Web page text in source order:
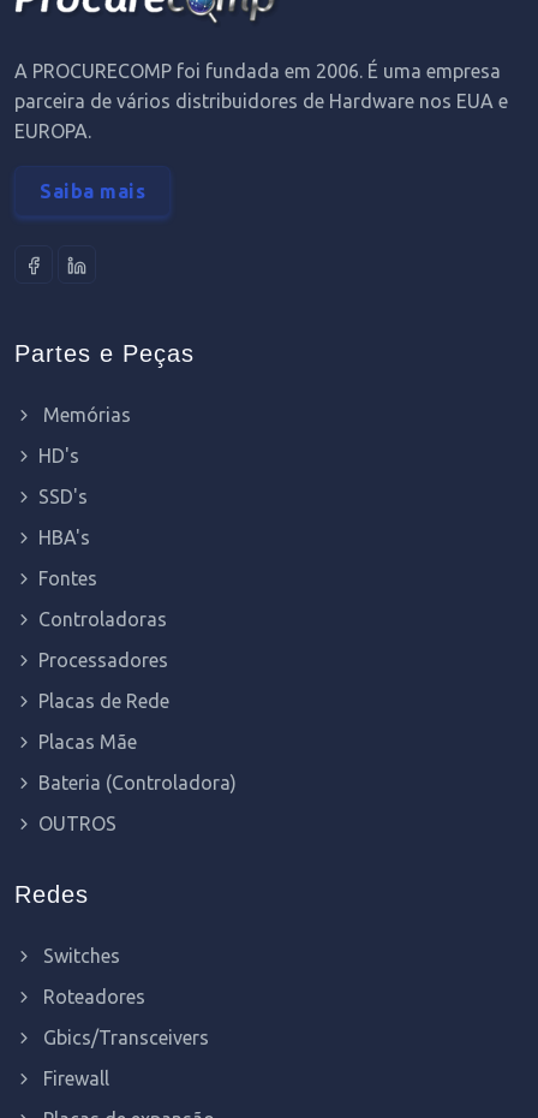
A PROCURECOMP foi fundada em 2006. É uma empresa
parceira de vários distribuidores de Hardware nos EUA e
EUROPA.
Saiba mais
Partes e Peças
Memórias
HD's
SSD's
HBA's
Fontes
Controladoras
Processadores
Placas de Rede
Placas Mãe
Bateria (Controladora)
OUTROS
Redes
Switches
Roteadores
Gbics/Transceivers
Firewall